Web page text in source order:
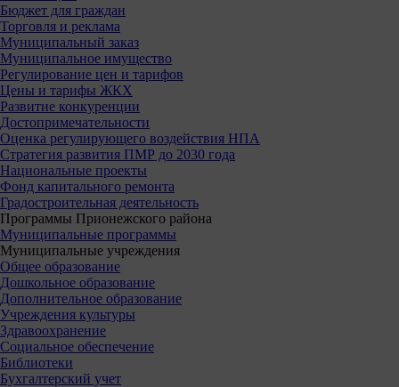
Бюджет для граждан
Торговля и реклама
Муниципальный заказ
Муниципальное имущество
Регулирование цен и тарифов
Цены и тарифы ЖКХ
Развитие конкуренции
Достопримечательности
Оценка регулирующего воздействия НПА
Стратегия развития ПМР до 2030 года
Национальные проекты
Фонд капитального ремонта
Градостроительная деятельность
Программы Прионежского района
Муниципальные программы
Муниципальные учреждения
Общее образование
Дошкольное образование
Дополнительное образование
Учреждения культуры
Здравоохранение
Социальное обеспечение
Библиотеки
Бухгалтерский учет